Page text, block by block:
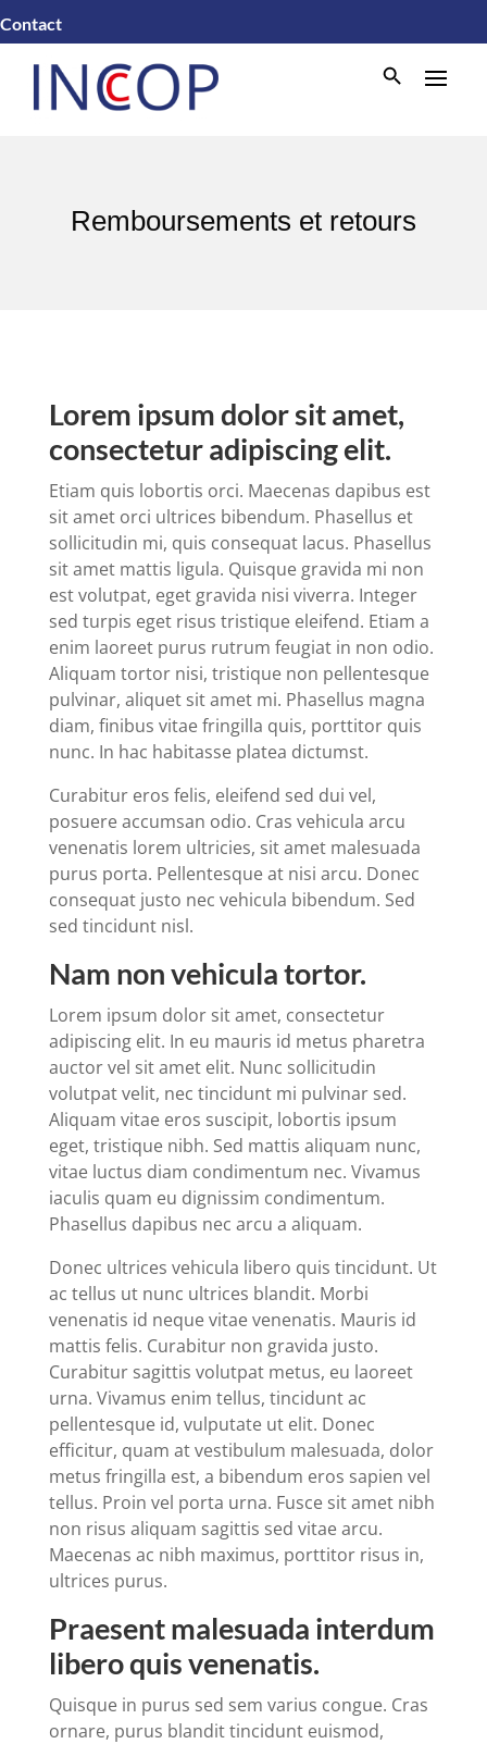
Contact
Remboursements et retours
Lorem ipsum dolor sit amet,
consectetur adipiscing elit.
Etiam quis lobortis orci. Maecenas dapibus est
sit amet orci ultrices bibendum. Phasellus et
sollicitudin mi, quis consequat lacus. Phasellus
sit amet mattis ligula. Quisque gravida mi non
est volutpat, eget gravida nisi viverra. Integer
sed turpis eget risus tristique eleifend. Etiam a
enim laoreet purus rutrum feugiat in non odio.
Aliquam tortor nisi, tristique non pellentesque
pulvinar, aliquet sit amet mi. Phasellus magna
diam, finibus vitae fringilla quis, porttitor quis
nunc. In hac habitasse platea dictumst.
Curabitur eros felis, eleifend sed dui vel,
posuere accumsan odio. Cras vehicula arcu
venenatis lorem ultricies, sit amet malesuada
purus porta. Pellentesque at nisi arcu. Donec
consequat justo nec vehicula bibendum. Sed
sed tincidunt nisl.
Nam non vehicula tortor.
Lorem ipsum dolor sit amet, consectetur
adipiscing elit. In eu mauris id metus pharetra
auctor vel sit amet elit. Nunc sollicitudin
volutpat velit, nec tincidunt mi pulvinar sed.
Aliquam vitae eros suscipit, lobortis ipsum
eget, tristique nibh. Sed mattis aliquam nunc,
vitae luctus diam condimentum nec. Vivamus
iaculis quam eu dignissim condimentum.
Phasellus dapibus nec arcu a aliquam.
Donec ultrices vehicula libero quis tincidunt. Ut
ac tellus ut nunc ultrices blandit. Morbi
venenatis id neque vitae venenatis. Mauris id
mattis felis. Curabitur non gravida justo.
Curabitur sagittis volutpat metus, eu laoreet
urna. Vivamus enim tellus, tincidunt ac
pellentesque id, vulputate ut elit. Donec
efficitur, quam at vestibulum malesuada, dolor
metus fringilla est, a bibendum eros sapien vel
tellus. Proin vel porta urna. Fusce sit amet nibh
non risus aliquam sagittis sed vitae arcu.
Maecenas ac nibh maximus, porttitor risus in,
ultrices purus.
Praesent malesuada interdum
libero quis venenatis.
Quisque in purus sed sem varius congue. Cras
ornare, purus blandit tincidunt euismod,